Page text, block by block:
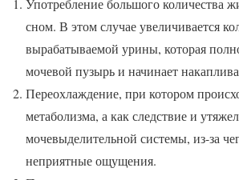
сном. В этом случае увеличивается
вырабатываемой урины, которая
мочевой пузырь и начинает
Переохлаждение, при котором
метаболизма, а как следствие и
мочевыделительной системы, из-за
неприятные ощущения.